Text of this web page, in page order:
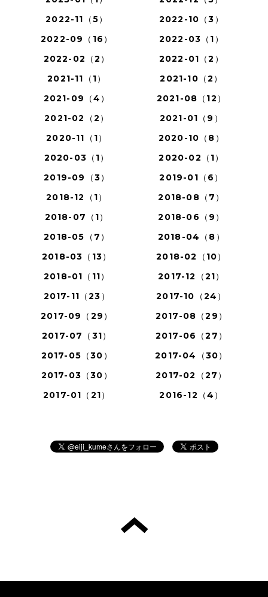
2022-11（5）
2022-10（3）
2022-09（16）
2022-03（1）
2022-02（2）
2022-01（2）
2021-11（1）
2021-10（2）
2021-09（4）
2021-08（12）
2021-02（2）
2021-01（9）
2020-11（1）
2020-10（8）
2020-03（1）
2020-02（1）
2019-09（3）
2019-01（6）
2018-12（1）
2018-08（7）
2018-07（1）
2018-06（9）
2018-05（7）
2018-04（8）
2018-03（13）
2018-02（10）
2018-01（11）
2017-12（21）
2017-11（23）
2017-10（24）
2017-09（29）
2017-08（29）
2017-07（31）
2017-06（27）
2017-05（30）
2017-04（30）
2017-03（30）
2017-02（27）
2017-01（21）
2016-12（4）